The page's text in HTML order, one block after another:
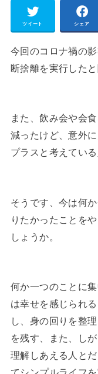
ツイート シェア
今回のコロナ禍の
断捨離を実行したと
また、飲み会や会
減ったけど、意外
プラスと考えてい
そうです、今は何
りたかったことを
しょうか。
何か一つのことに
は幸せを感じられ
し、身の回りを整
を残す、また、し
理解しあえる人と